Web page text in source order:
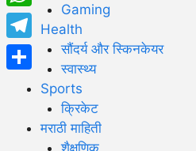
Gaming
Health
सौंदर्य और स्किनकेयर
स्वास्थ्य
Sports
क्रिकेट
मराठी माहिती
शैक्षणिक
WhatsApp
Telegram
Share